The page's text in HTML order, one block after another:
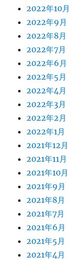
2022年10月
2022年9月
2022年8月
2022年7月
2022年6月
2022年5月
2022年4月
2022年3月
2022年2月
2022年1月
2021年12月
2021年11月
2021年10月
2021年9月
2021年8月
2021年7月
2021年6月
2021年5月
2021年4月